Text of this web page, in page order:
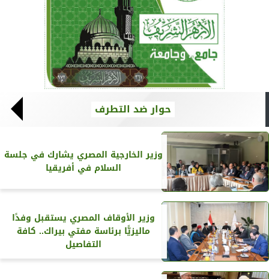
حوار ضد التطرف
وزير الخارجية المصري يشارك في جلسة
السلام في أفريقيا
وزير الأوقاف المصري يستقبل وفدًا
ماليزيًّا برئاسة مفتي بيراك.. كافة
التفاصيل